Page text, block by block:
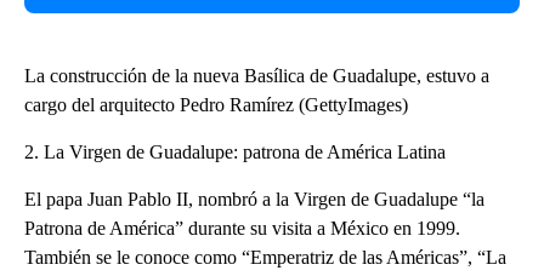
La construcción de la nueva Basílica de Guadalupe, estuvo a
cargo del arquitecto Pedro Ramírez (GettyImages)
2. La Virgen de Guadalupe: patrona de América Latina
El papa Juan Pablo II, nombró a la Virgen de Guadalupe “la
Patrona de América” durante su visita a México en 1999.
También se le conoce como “Emperatriz de las Américas”, “La